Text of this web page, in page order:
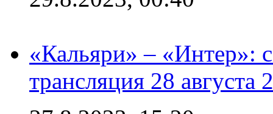
«Кальяри» – «Интер»:
трансляция 28 августа